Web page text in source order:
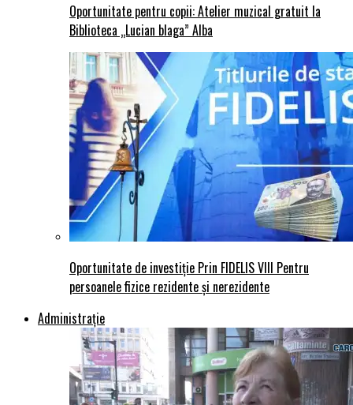
Oportunitate pentru copii: Atelier muzical gratuit la
Biblioteca „Lucian blaga” Alba
Oportunitate de investiție Prin FIDELIS VIII Pentru
persoanele fizice rezidente și nerezidente
Administraţie